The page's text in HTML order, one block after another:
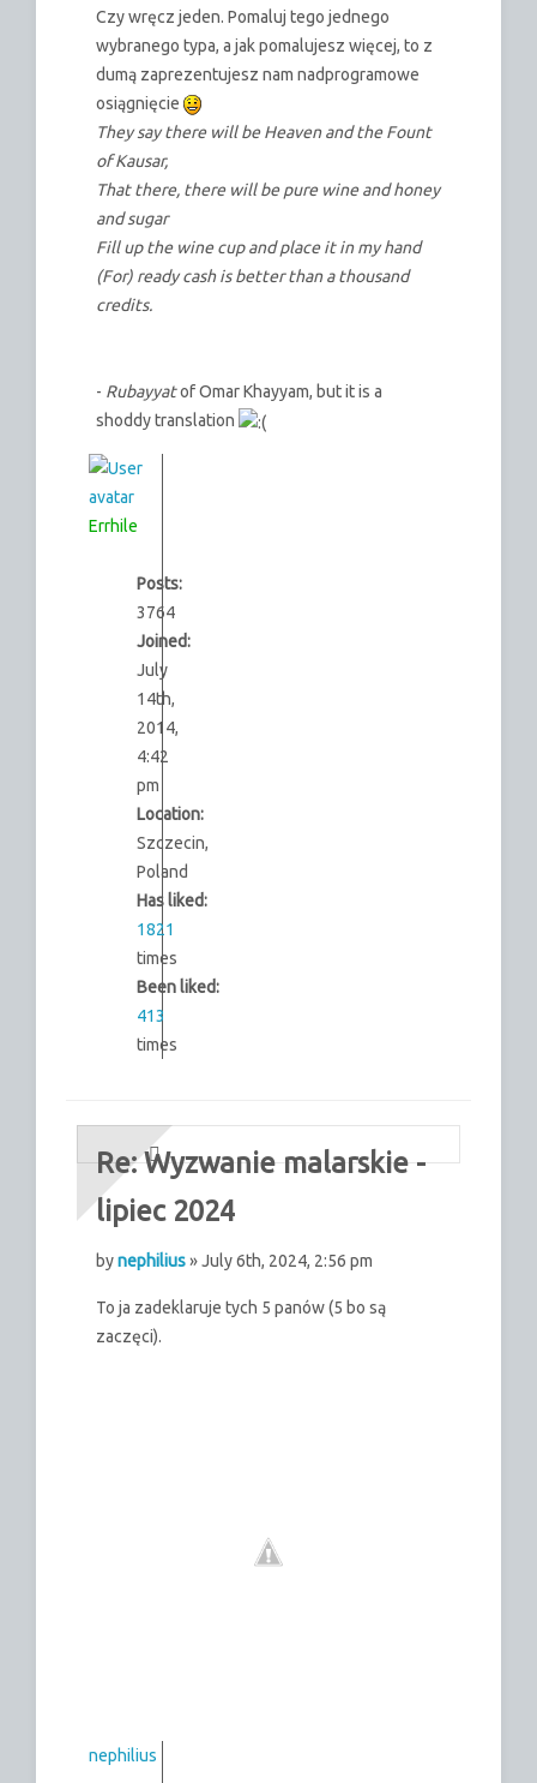
Czy wręcz jeden. Pomaluj tego jednego
wybranego typa, a jak pomalujesz więcej, to z
dumą zaprezentujesz nam nadprogramowe
osiągnięcie
They say there will be Heaven and the Fount
of Kausar,
That there, there will be pure wine and honey
and sugar
Fill up the wine cup and place it in my hand
(For) ready cash is better than a thousand
credits.
- Rubayyatof Omar Khayyam, but it is a
shoddy translation
Errhile
Posts:
3764
Joined:
July
14th,
2014,
4:42
pm
Location:
Szczecin,
Poland
Has liked:
1821
times
Been liked:
413
times
Re: Wyzwanie malarskie -
lipiec 2024
bynephilius» July 6th, 2024, 2:56 pm
To ja zadeklaruje tych 5 panów (5 bo są
zaczęci).
nephilius